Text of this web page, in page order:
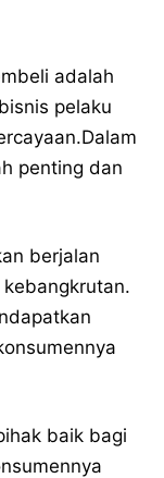
adalah
pelaku
penting dan
berjalan
baik bagi